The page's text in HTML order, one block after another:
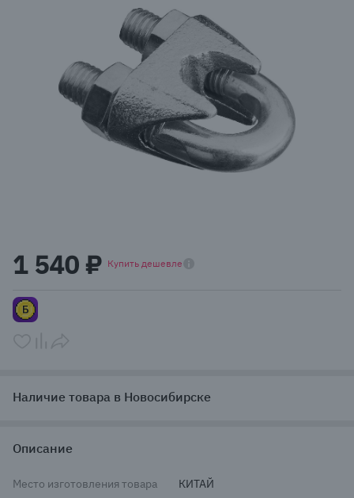
of
1
1 540 ₽ Купить дешевле
Наличие товара в Новосибирске
Описание
Место изготовления товара
КИТАЙ